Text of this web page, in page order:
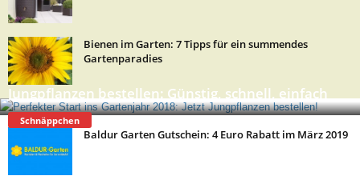
Bienen im Garten: 7 Tipps für ein summendes
Gartenparadies
Schnäppchen
Jungpflanzen bestellen: Günstig, schnell, einfach
Baldur Garten Gutschein: 4 Euro Rabatt im März 2019